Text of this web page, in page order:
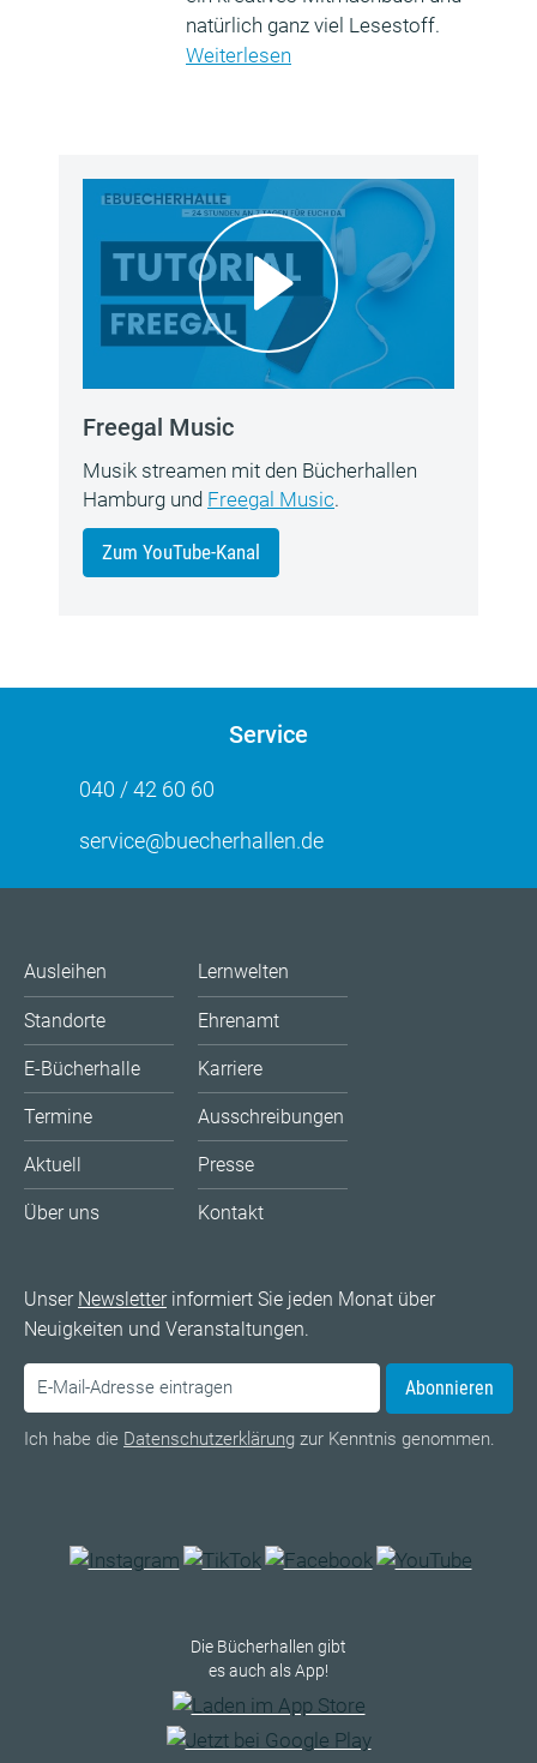
natürlich ganz viel Lesestoff.
Weiterlesen
Freegal Music
Musik streamen mit den Bücherhallen
Hamburg und Freegal Music.
Zum YouTube-Kanal
Service
040 / 42 60 60
service@buecherhallen.de
Ausleihen
Standorte
E-Bücherhalle
Termine
Aktuell
Über uns
Lernwelten
Ehrenamt
Karriere
Ausschreibungen
Presse
Kontakt
Unser Newsletterinformiert Sie jeden Monat über
Neuigkeiten und Veranstaltungen.
Abonnieren
Ich habe die Datenschutzerklärung zur Kenntnis genommen.
Die Bücherhallen gibt
es auch als App!